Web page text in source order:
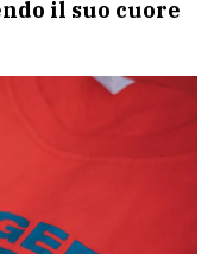
il suo cuore